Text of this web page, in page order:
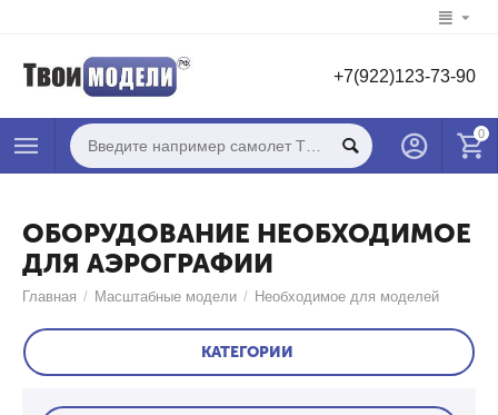
+7(922)123-73-90
0
ОБОРУДОВАНИЕ НЕОБХОДИМОЕ
ДЛЯ АЭРОГРАФИИ
Главная / Масштабные модели / Необходимое для моделей
КАТЕГОРИИ